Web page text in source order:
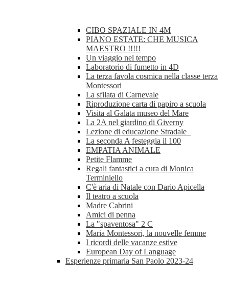
CIBO SPAZIALE IN 4M
PIANO ESTATE: CHE MUSICA
MAESTRO !!!!!
Un viaggio nel tempo
Laboratorio di fumetto in 4D
La terza favola cosmica nella classe terza
Montessori
La sfilata di Carnevale
Riproduzione carta di papiro a scuola
Visita al Galata museo del Mare
La 2A nel giardino di Giverny
Lezione di educazione Stradale
La seconda A festeggia il 100
EMPATIA ANIMALE
Petite Flamme
Regali fantastici a cura di Monica
Terminiello
C'è aria di Natale con Dario Apicella
Il teatro a scuola
Madre Cabrini
Amici di penna
La "spaventosa" 2 C
Maria Montessori, la nouvelle femme
I ricordi delle vacanze estive
European Day of Language
Esperienze primaria San Paolo 2023-24